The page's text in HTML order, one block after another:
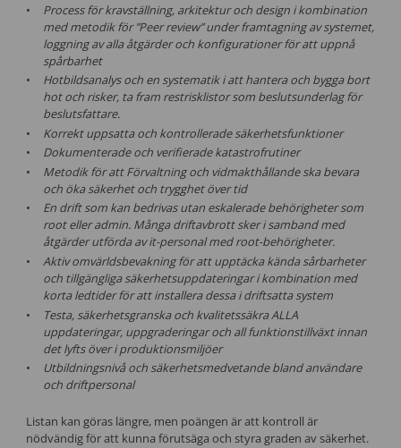
Process för kravställning, arkitektur och design i kombination
med metodik för ”Peer review” under framtagning av systemet,
loggning av alla åtgärder och konfigurationer för att uppnå
spårbarhet
Hotbildsanalys och en systematik i att hantera och bygga bort
hot och risker, ta fram restrisklistor som beslutsunderlag för
beslutsfattare.
Korrekt uppsatta och kontrollerade säkerhetsfunktioner
Dokumenterade och verifierade katastrofrutiner
Metodik för att Förvaltning och vidmakthållande ska bevara
och öka säkerhet och trygghet över tid
En drift som kan bedrivas utan eskalerade behörigheter som
root eller admin. Många driftavbrott sker i samband med
åtgärder utförda av it-personal med root-behörigheter.
Aktiv omvärldsbevakning för att upptäcka kända sårbarheter
och tillgängliga säkerhetsuppdateringar i kombination med
korta ledtider för att installera dessa i driftsatta system
Testa, säkerhetsgranska och kvalitetssäkra ALLA
uppdateringar, uppgraderingar och all funktionstillväxt innan
det lyfts över i produktionsmiljöer
Utbildningsnivå och säkerhetsmedvetande bland användare
och driftpersonal
Listan kan göras längre, men poängen är att kontroll är
nödvändig för att kunna förutsäga och styra graden av säkerhet.